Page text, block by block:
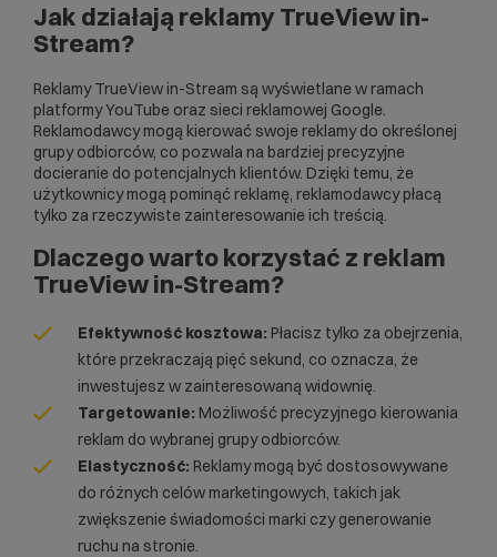
Jak działają reklamy TrueView in-
Stream?
Reklamy TrueView in-Stream są wyświetlane w ramach
platformy YouTube oraz sieci reklamowej Google.
Reklamodawcy mogą kierować swoje reklamy do określonej
grupy odbiorców, co pozwala na bardziej precyzyjne
docieranie do potencjalnych klientów. Dzięki temu, że
użytkownicy mogą pominąć reklamę, reklamodawcy płacą
tylko za rzeczywiste zainteresowanie ich treścią.
Dlaczego warto korzystać z reklam
TrueView in-Stream?
Efektywność kosztowa: Płacisz tylko za obejrzenia,
które przekraczają pięć sekund, co oznacza, że
inwestujesz w zainteresowaną widownię.
Targetowanie: Możliwość precyzyjnego kierowania
reklam do wybranej grupy odbiorców.
Elastyczność: Reklamy mogą być dostosowywane
do różnych celów marketingowych, takich jak
zwiększenie świadomości marki czy generowanie
ruchu na stronie.